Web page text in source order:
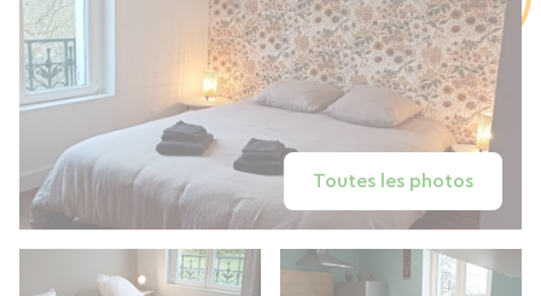
Toutes les photos